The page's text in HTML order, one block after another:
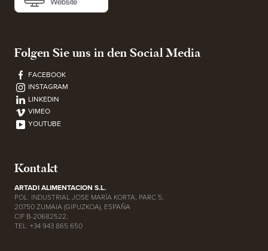
Folgen Sie uns in den Social Media
FACEBOOK
INSTAGRAM
LINKEDIN
VIMEO
YOUTUBE
Kontakt
ARTADI ALIMENTACION S.L.
POL. INDUSTRIAL JOSE MARÍA KORTA, PARC 5,
20750 ZUMAIA (GIPUZKOA), ESPAÑA
CIF B-20682522,
TEL. +34 943 865 650